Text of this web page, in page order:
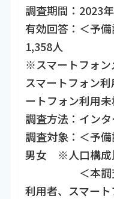
調査期間：2023
有効回答：＜予
1,358人
※スマートフォン
スマートフォン
ートフォン利用未
調査方法：イン
調査対象：＜予
男女 ※人口構成
＜本調査＞
利用者、スマー